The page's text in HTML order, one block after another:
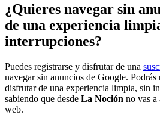
¿Quieres navegar sin
de una experiencia
interrupciones?
Puedes registrarse y disfrutar de una
navegar sin anuncios de Google. Podrás
disfrutar de una experiencia limpia, sin
sabiendo que desde La Noción no vas a
web.